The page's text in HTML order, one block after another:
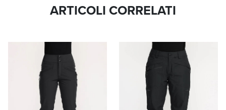
ARTICOLI CORRELATI